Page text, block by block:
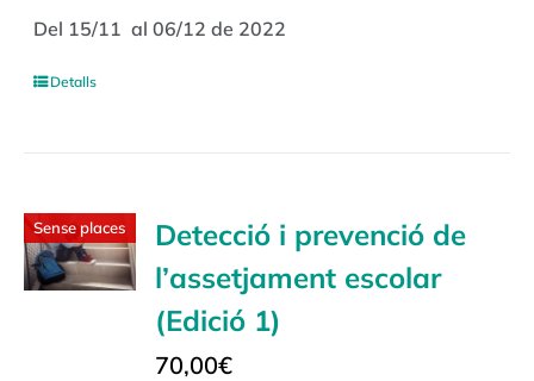
Del 15/11 al 06/12 de 2022
Detalls
Sense places
Detecció i prevenció de
l’assetjament escolar
(Edició 1)
70,00€